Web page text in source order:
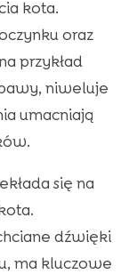
kota.
oraz
przykład
niweluje
umacniają
się na
dźwięki
ma kluczowe